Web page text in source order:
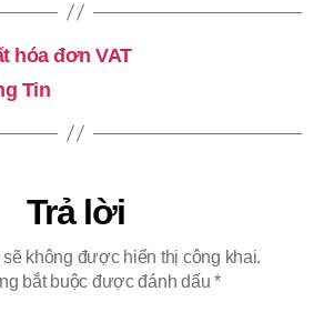
hóa đơn VAT
Tin
Trả lời
sẽ không được hiển thị công khai.
bắt buộc được đánh dấu*